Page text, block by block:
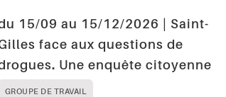
15/09 au 15/12/2026 | Saint-
face aux questions de
Une enquête citoyenne
GROUPE DE TRAVAIL